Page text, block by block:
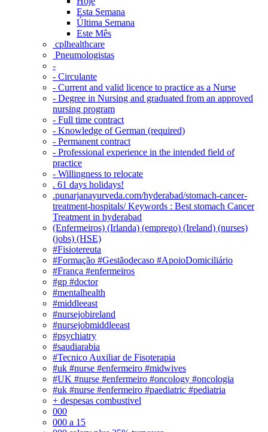
Esta Semana
Última Semana
Este Mês
‎ cplhealthcare‬
Pneumologistas
-
- Circulante
- Current and valid licence to practice as a Nurse
- Degree in Nursing and graduated from an approved
nursing program
- Full time contract
- Knowledge of German (required)
- Permanent contract
- Professional experience in the intended field of
practice
- Willingness to relocate
. 61 days holidays!
.punarjanayurveda.com/hyderabad/stomach-cancer-
treatment-hospitals/ Keywords : Best stomach Cancer
Treatment in hyderabad
(Enfermeiros) (Irlanda) (emprego) (Ireland) (nurses)
(jobs) (HSE)
#Fisiotereuta
#Formação #Gestãodecaso #ApoioDomiciliário
#França #enfermeiros
#gp #doctor
#mentalhealth
#middleeast
#nursejobireland
#nursejobmiddleeast
#psychiatry
#saudiarabia
#Tecnico Auxiliar de Fisoterapia
#uk #nurse #enfermeiro #midwives
#UK #nurse #enfermeiro #oncology #oncologia
#uk #nurse #enfermeiro #paediatric #pediatria
+ despesas combustivel
000
000 a 15